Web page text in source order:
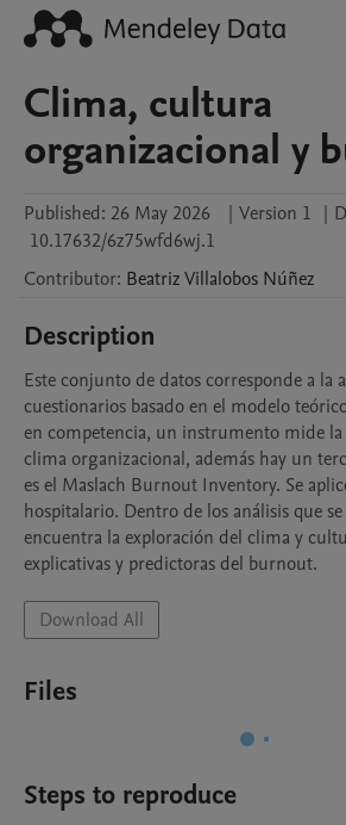
Clima, cultura
organizacional y
Published: 26 May 2026 | Version 1 |
10.17632/6z75wfd6wj.1
Contributor: BeatrizVillalobos Núñez
Description
Este conjunto de datos corresponde a la
cuestionarios basado en el modelo
en competencia, un instrumento mide
clima organizacional, además hay un
es el Maslach Burnout Inventory. Se
hospitalario. Dentro de los análisis que
encuentra la exploración del clima y
explicativas y predictoras del burnout.
Download All
Files
Steps to reproduce